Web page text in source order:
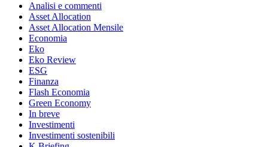
Analisi e commenti
Asset Allocation
Asset Allocation Mensile
Economia
Eko
Eko Review
ESG
Finanza
Flash Economia
Green Economy
In breve
Investimenti
Investimenti sostenibili